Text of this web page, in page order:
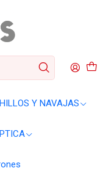
Y NAVAJAS
CORTAPLUMAS
mm A.3641